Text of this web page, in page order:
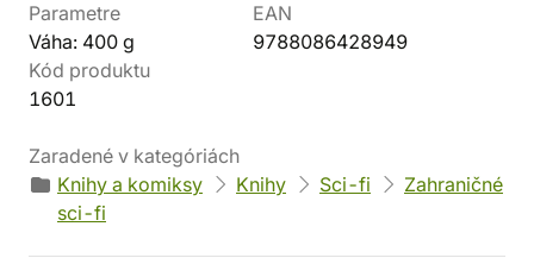
Parametre
Váha: 400 g
EAN
9788086428949
Kód produktu
1601
Zaradené v kategóriách
Knihy a komiksy
Knihy Sci-fi
Zahraničné
sci-fi